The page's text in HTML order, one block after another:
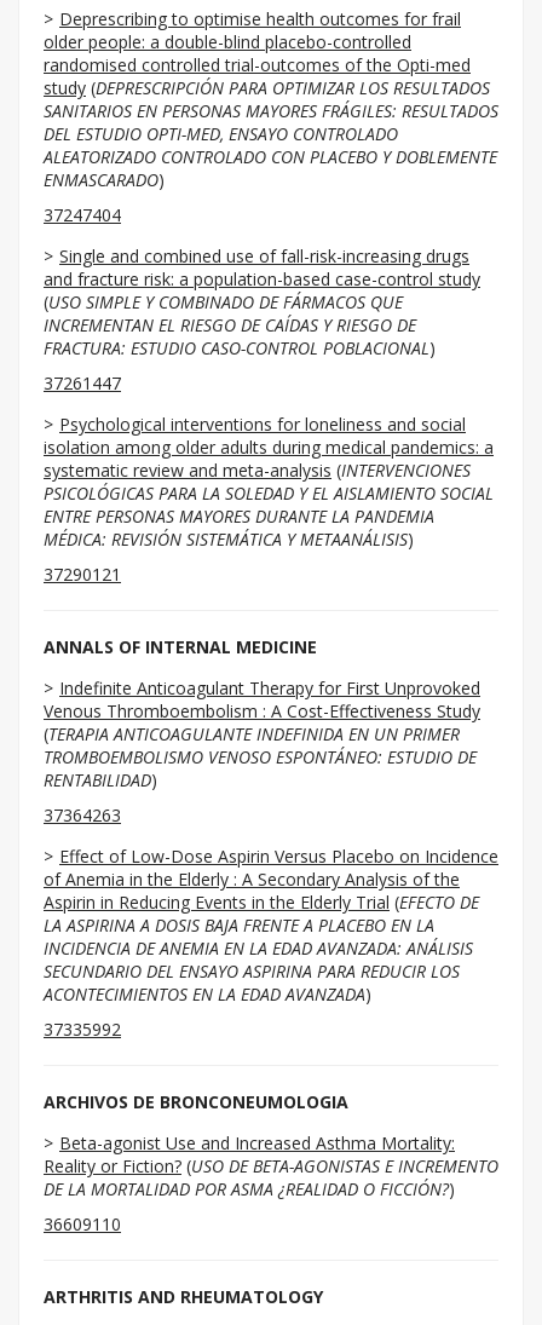
Deprescribing to optimise health outcomes for frail
older people: a double-blind placebo-controlled
randomised controlled trial-outcomes of the Opti-med
study (DEPRESCRIPCIÓN PARA OPTIMIZAR LOS RESULTADOS
SANITARIOS EN PERSONAS MAYORES FRÁGILES: RESULTADOS
DEL ESTUDIO OPTI-MED, ENSAYO CONTROLADO
ALEATORIZADO CONTROLADO CON PLACEBO Y DOBLEMENTE
ENMASCARADO)
37247404
Single and combined use of fall-risk-increasing drugs
and fracture risk: a population-based case-control study
(USO SIMPLE Y COMBINADO DE FÁRMACOS QUE
INCREMENTAN EL RIESGO DE CAÍDAS Y RIESGO DE
FRACTURA: ESTUDIO CASO-CONTROL POBLACIONAL)
37261447
Psychological interventions for loneliness and social
isolation among older adults during medical pandemics: a
systematic review and meta-analysis (INTERVENCIONES
PSICOLÓGICAS PARA LA SOLEDAD Y EL AISLAMIENTO SOCIAL
ENTRE PERSONAS MAYORES DURANTE LA PANDEMIA
MÉDICA: REVISIÓN SISTEMÁTICA Y METAANÁLISIS)
37290121
ANNALS OF INTERNAL MEDICINE
Indefinite Anticoagulant Therapy for First Unprovoked
Venous Thromboembolism : A Cost-Effectiveness Study
(TERAPIA ANTICOAGULANTE INDEFINIDA EN UN PRIMER
TROMBOEMBOLISMO VENOSO ESPONTÁNEO: ESTUDIO DE
RENTABILIDAD)
37364263
Effect of Low-Dose Aspirin Versus Placebo on Incidence
of Anemia in the Elderly : A Secondary Analysis of the
Aspirin in Reducing Events in the Elderly Trial (EFECTO DE
LA ASPIRINA A DOSIS BAJA FRENTE A PLACEBO EN LA
INCIDENCIA DE ANEMIA EN LA EDAD AVANZADA: ANÁLISIS
SECUNDARIO DEL ENSAYO ASPIRINA PARA REDUCIR LOS
ACONTECIMIENTOS EN LA EDAD AVANZADA)
37335992
ARCHIVOS DE BRONCONEUMOLOGIA
Beta-agonist Use and Increased Asthma Mortality:
Reality or Fiction? (USO DE BETA-AGONISTAS E INCREMENTO
DE LA MORTALIDAD POR ASMA ¿REALIDAD O FICCIÓN?)
36609110
ARTHRITIS AND RHEUMATOLOGY